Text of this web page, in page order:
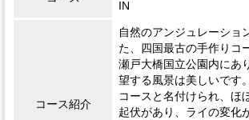
IN
コース紹介
自然のアンジュレーショ
た、四国最古の手作りコ
瀬戸大橋国立公園内にあ
望する風景は美しいです
コースと名付けられ、ほ
起伏があり、ライの変化